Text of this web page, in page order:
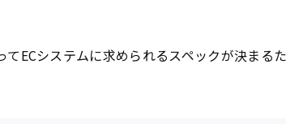
てECシステムに求められるスペックが決まる